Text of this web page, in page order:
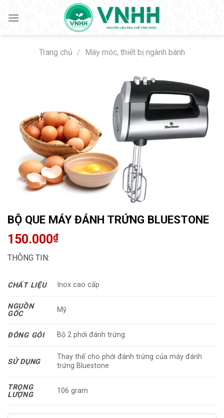
Trang chủ / Máy móc, thiết bị ngành bánh
BỘ QUE MÁY ĐÁNH TRỨNG BLUESTONE
150.000₫
THÔNG TIN:
CHẤT LIỆU Inox cao cấp
NGUỒN
GỐC
Mỹ
ĐÓNG GÓI Bộ 2 phới đánh trứng
SỬ DỤNG
Thay thế cho phới đánh trứng của máy đánh
trứng Bluestone
TRỌNG
LƯỢNG
106 gram